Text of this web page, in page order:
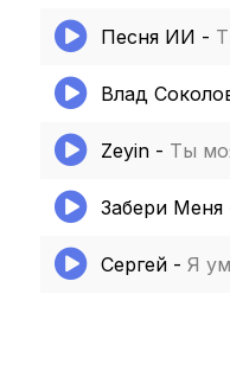
Песня ИИ -
Влад
Zeyin - Ты
Забери Меня
Сергей - Я